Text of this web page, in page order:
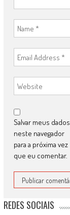
Salvar meus dados
neste navegador
para a próxima vez
que eu comentar.
REDES SOCIAIS